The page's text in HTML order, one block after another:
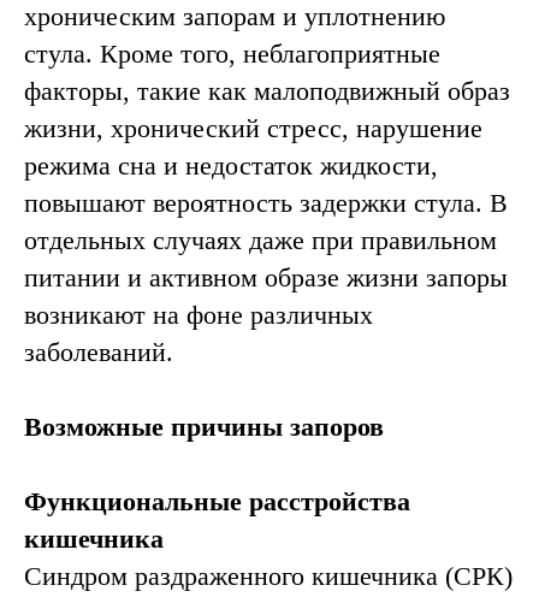
хроническим запорам и уплотнению
стула. Кроме того, неблагоприятные
факторы, такие как малоподвижный образ
жизни, хронический стресс, нарушение
режима сна и недостаток жидкости,
повышают вероятность задержки стула. В
отдельных случаях даже при правильном
питании и активном образе жизни запоры
возникают на фоне различных
заболеваний.
Возможные причины запоров
Функциональные расстройства
кишечника
Синдром раздраженного кишечника (СРК)